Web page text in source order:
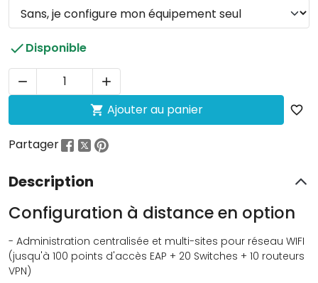
Disponible


 Ajouter au panier favorite_border
Partager
Description
Configuration à distance en option
- Administration centralisée et multi-sites pour réseau WIFI
(jusqu'à 100 points d'accès EAP + 20 Switches + 10 routeurs
VPN)